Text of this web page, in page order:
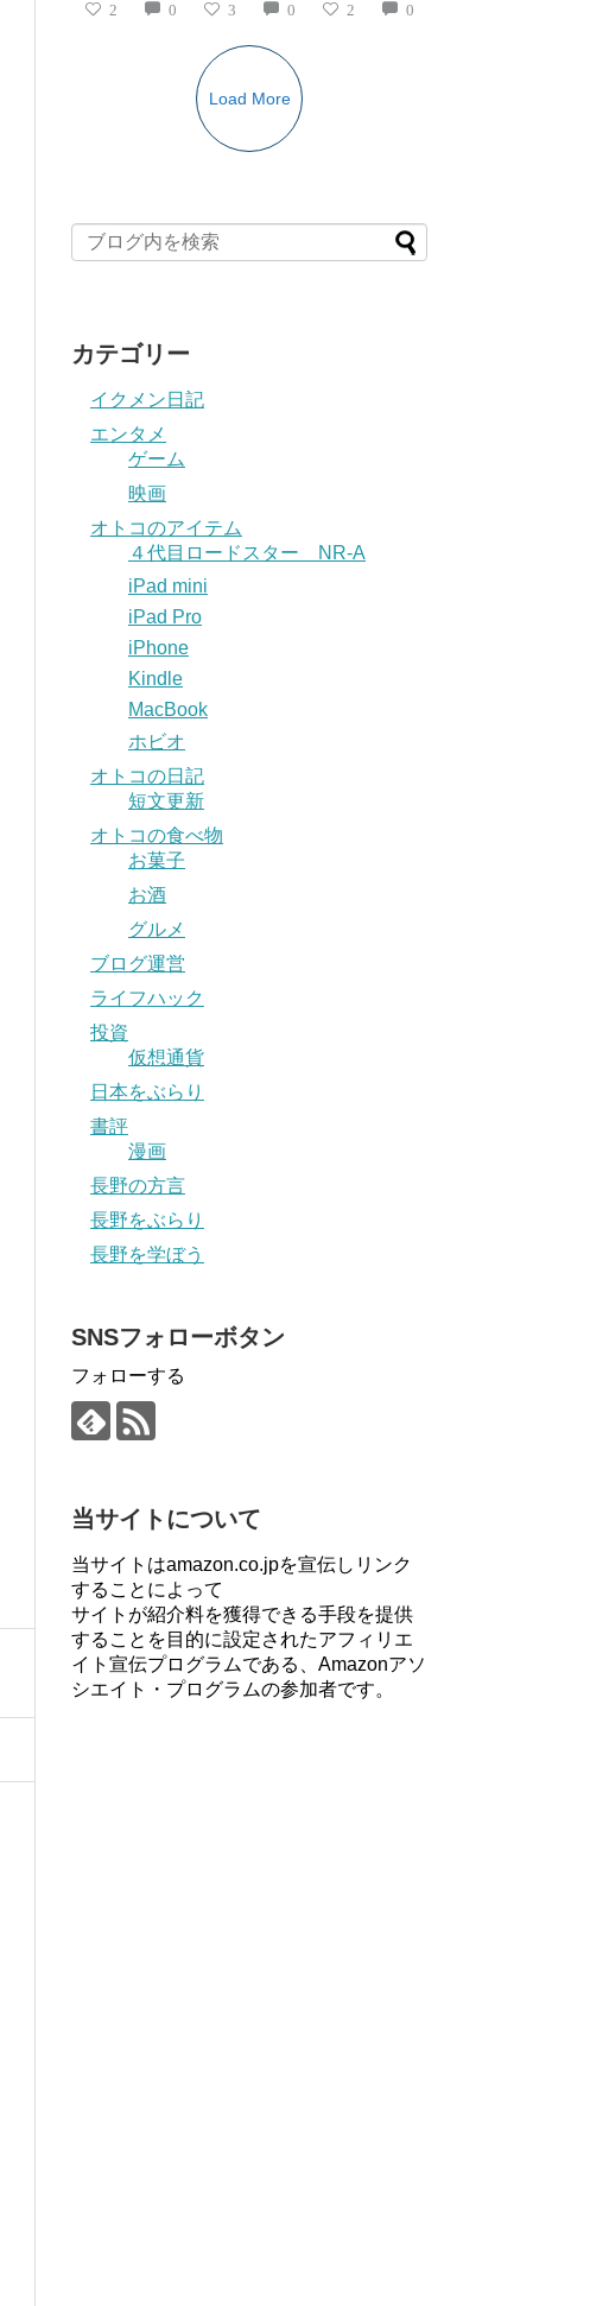
2 0 3 0 2 0
Load More
カテゴリー
イクメン日記
エンタメ
ゲーム
映画
オトコのアイテム
４代目ロードスター NR-A
iPad mini
iPad Pro
iPhone
Kindle
MacBook
ホビオ
オトコの日記
短文更新
オトコの食べ物
お菓子
お酒
グルメ
ブログ運営
ライフハック
投資
仮想通貨
日本をぶらり
書評
漫画
長野の方言
長野をぶらり
長野を学ぼう
SNSフォローボタン
フォローする
当サイトについて
当サイトはamazon.co.jpを宣伝しリンク
することによって
サイトが紹介料を獲得できる手段を提供
することを目的に設定されたアフィリエ
イト宣伝プログラムである、Amazonアソ
シエイト・プログラムの参加者です。